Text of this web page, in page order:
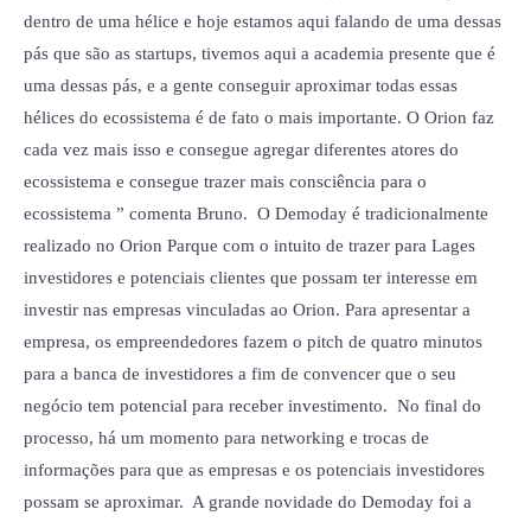
dentro de uma hélice e hoje estamos aqui falando de uma dessas
pás que são as startups, tivemos aqui a academia presente que é
uma dessas pás, e a gente conseguir aproximar todas essas
hélices do ecossistema é de fato o mais importante. O Orion faz
cada vez mais isso e consegue agregar diferentes atores do
ecossistema e consegue trazer mais consciência para o
ecossistema ” comenta Bruno. O Demoday é tradicionalmente
realizado no Orion Parque com o intuito de trazer para Lages
investidores e potenciais clientes que possam ter interesse em
investir nas empresas vinculadas ao Orion. Para apresentar a
empresa, os empreendedores fazem o pitch de quatro minutos
para a banca de investidores a fim de convencer que o seu
negócio tem potencial para receber investimento. No final do
processo, há um momento para networking e trocas de
informações para que as empresas e os potenciais investidores
possam se aproximar. A grande novidade do Demoday foi a